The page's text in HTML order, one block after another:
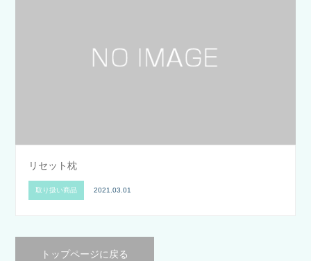
リセット枕
取り扱い商品 2021.03.01
トップページに戻る